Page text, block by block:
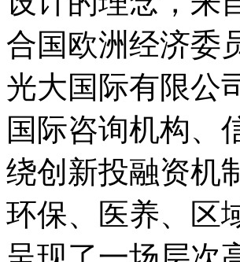
合国欧洲经济委
光大国际有限公
国际咨询机构、
绕创新投融资机
环保、医养、区